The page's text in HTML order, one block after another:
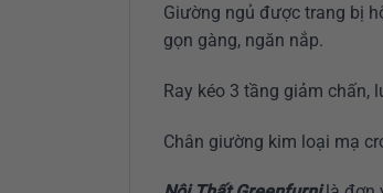
Giường ngủ được trang bị
gọn gàng, ngăn nắp.
Ray kéo 3 tầng giảm chấn,
Chân giường kim loại mạ